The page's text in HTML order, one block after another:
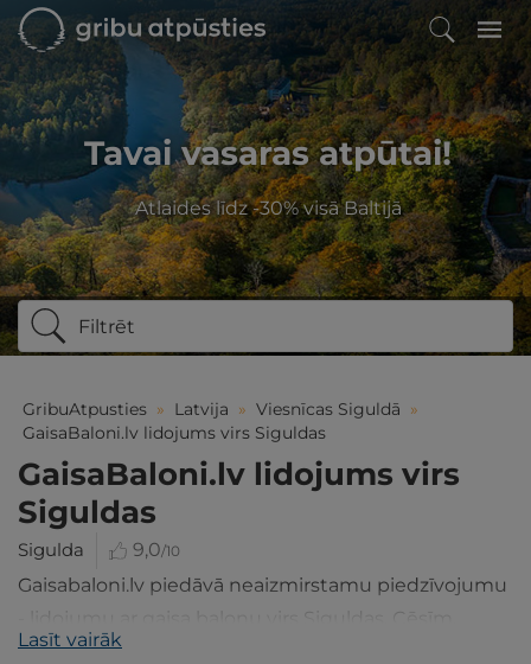
Tavai vasaras atpūtai!
Atlaides līdz -30% visā Baltijā
Filtrēt
GribuAtpusties » Latvija » Viesnīcas Siguldā »
GaisaBaloni.lv lidojums virs Siguldas
GaisaBaloni.lv lidojums virs
Siguldas
Sigulda 9,0/10
Gaisabaloni.lv piedāvā neaizmirstamu piedzīvojumu
- lidojumu ar gaisa balonu virs Siguldas, Cēsīm,
Jelgavas vai Tukuma.
Lasīt vairāk